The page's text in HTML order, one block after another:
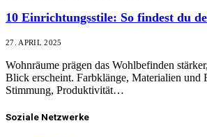
10 Einrichtungsstile: So findest du
27. APRIL 2025
Wohnräume prägen das Wohlbefinden
Blick erscheint. Farbklänge, Materialien und
Stimmung, Produktivität…
Soziale Netzwerke